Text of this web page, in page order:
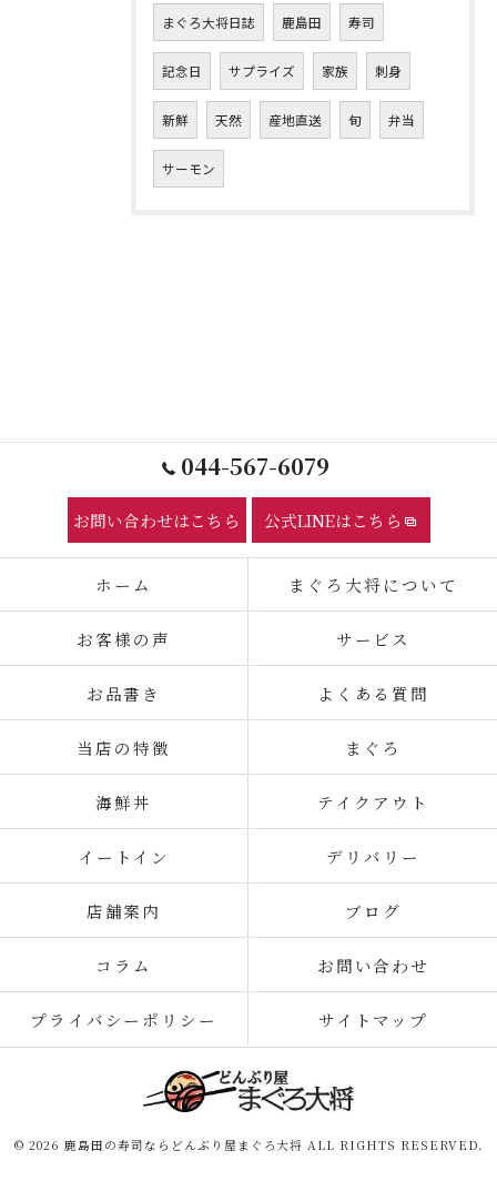
まぐろ大将日誌 鹿島田 寿司
記念日 サプライズ 家族 刺身
新鮮 天然 産地直送 旬 弁当
サーモン
044-567-6079
お問い合わせはこちら 公式LINEはこちら
ホーム まぐろ大将について
お客様の声 サービス
お品書き よくある質問
当店の特徴 まぐろ
海鮮丼 テイクアウト
イートイン デリバリー
店舗案内 ブログ
コラム お問い合わせ
プライバシーポリシー サイトマップ
© 2026 鹿島田の寿司ならどんぶり屋まぐろ大将 ALL RIGHTS RESERVED.